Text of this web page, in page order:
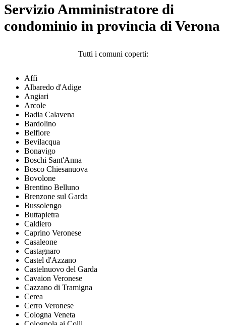
Servizio Amministratore di
condominio in provincia di Verona
Tutti i comuni coperti:
Affi
Albaredo d'Adige
Angiari
Arcole
Badia Calavena
Bardolino
Belfiore
Bevilacqua
Bonavigo
Boschi Sant'Anna
Bosco Chiesanuova
Bovolone
Brentino Belluno
Brenzone sul Garda
Bussolengo
Buttapietra
Caldiero
Caprino Veronese
Casaleone
Castagnaro
Castel d'Azzano
Castelnuovo del Garda
Cavaion Veronese
Cazzano di Tramigna
Cerea
Cerro Veronese
Cologna Veneta